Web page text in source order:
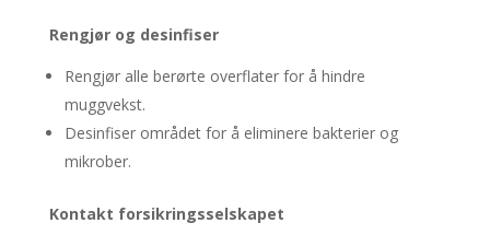
Rengjør og desinfiser
Rengjør alle berørte overflater for å hindre
muggvekst.
Desinfiser området for å eliminere bakterier og
mikrober.
Kontakt forsikringsselskapet